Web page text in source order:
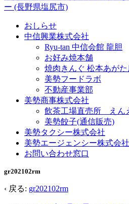
おしらせ
中信興業株式会社
Ryu-tan 中信会館 龍胆
お好み焼本舗
焼肉きんぐ 松本あがた
美勢フードラボ
不動産事業部
美勢商事株式会社
飲茶工場直売所 えん
美勢餃子(通信販売)
美勢タクシー株式会社
美勢エージェンシー株式会社
お問い合わせ窓口
gr202102rm
‹ 戻る: gr202102rm